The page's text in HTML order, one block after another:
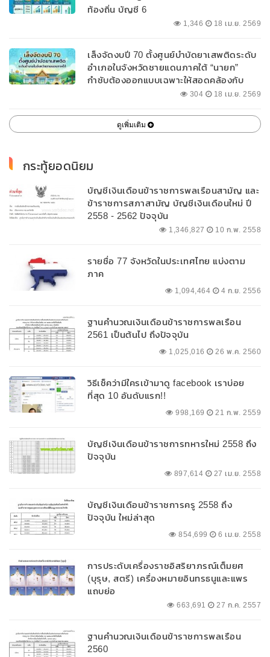
ท้องถิ่น บัญชี 6
1,346 18 เม.ย. 2569
เล็งจัดงบปี 70 ตั้งศูนย์บำบัดยาเสพติดระดับ
อำเภอในจังหวัดชายแดนภาคใต้ “นายก”
กำชับต้องออกแบบเฉพาะให้สอดคล้องกับ
304 18 เม.ย. 2569
ดูเพิ่มเติม
กระทู้ยอดนิยม
บัญชีเงินเดือนข้าราชการพลเรือนสามัญ และ
ข้าราชการสภาสามัญ บัญชีเงินเดือนใหม่ ปี
2558 - 2562 ปัจจุบัน
1,346,827 10 ก.พ. 2558
รายชื่อ 77 จังหวัดในประเทศไทย แบ่งตาม
ภาค
1,094,464 4 ก.ย. 2556
ฐานคำนวณเงินเดือนข้าราชการพลเรือน
2561 เป็นต้นไป ถึงปัจจุบัน
1,025,016 26 พ.ค. 2560
วิธีเช็คว่ามีใครเข้ามาดู facebook เราบ่อย
ที่สุด 10 อันดับแรก!!
998,169 21 ก.พ. 2559
บัญชีเงินเดือนข้าราชการทหารใหม่ 2558 ถึง
ปัจจุบัน
897,614 27 เม.ย. 2558
บัญชีเงินเดือนข้าราชการครู 2558 ถึง
ปัจจุบัน ใหม่ล่าสุด
854,699 6 เม.ย. 2558
การประดับเครื่องราชอิสริยาภรณ์เต็มยศ
(บุรุษ, สตรี) เครื่องหมายอินทรธนูและแพร
แถบย่อ
663,691 27 ก.ค. 2557
ฐานคำนวณเงินเดือนข้าราชการพลเรือน
2560